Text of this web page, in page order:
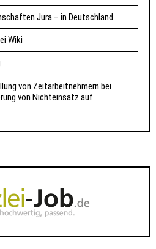
Jura – in Deutschland
Wiki
von Zeitarbeitnehmern bei
von Nichteinsatz auf